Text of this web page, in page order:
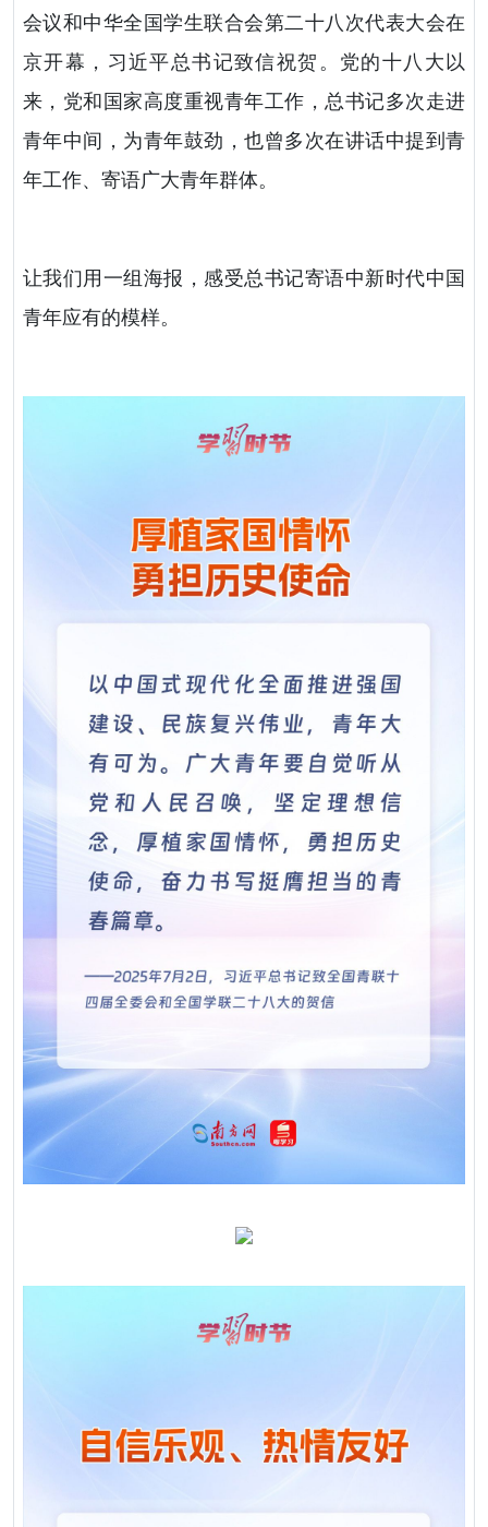
会议和中华全国学生联合会第二十八次代表大会在
京开幕，习近平总书记致信祝贺。党的十八大以
来，党和国家高度重视青年工作，总书记多次走进
青年中间，为青年鼓劲，也曾多次在讲话中提到青
年工作、寄语广大青年群体。
让我们用一组海报，感受总书记寄语中新时代中国
青年应有的模样。